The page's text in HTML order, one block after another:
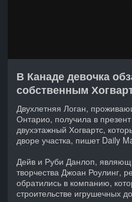
В Канаде девочка
собственным
Двухлетняя Логан,
Онтарио, получила в
двухэтажный Хогвартс,
дворе участка, пишет Daily
Дейв и Руби Данлоп,
творчества Джоан Роулинг,
обратились в компанию,
строительстве игрушечных